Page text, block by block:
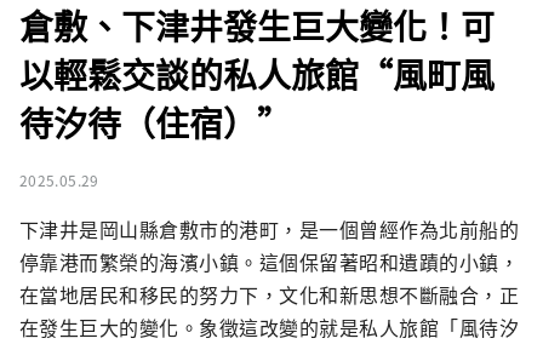
倉敷、下津井發生巨大變化！可
以輕鬆交談的私人旅館“風町風
待汐待（住宿）”
2025.05.29
下津井是岡山縣倉敷市的港町，是一個曾經作為北前船的
停靠港而繁榮的海濱小鎮。這個保留著昭和遺蹟的小鎮，
在當地居民和移民的努力下，文化和新思想不斷融合，正
在發生巨大的變化。象徵這改變的就是私人旅館「風待汐